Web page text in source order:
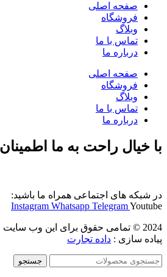
صفحه اصلی
فروشگاه
وبلاگ
تماس با ما
درباره ما
صفحه اصلی
فروشگاه
وبلاگ
تماس با ما
درباره ما
با خیال راحت به ما اطمینان
در شبکه های اجتماعی همراه ما باشید:
Instagram Whatsapp TelegramYoutube
2024 © تمامی حقوق برای این وب
پیاده سازی : داده تجارت
جستجو